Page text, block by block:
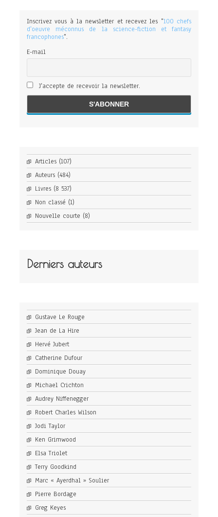
Inscrivez vous à la newsletter et recevez les "100 chefs
d'oeuvre méconnus de la science-fiction et fantasy
francophones".
E-mail
J'accepte de recevoir la newsletter.
Articles (107)
Auteurs (484)
Livres (8 537)
Non classé (1)
Nouvelle courte (8)
Derniers auteurs
Gustave Le Rouge
Jean de La Hire
Hervé Jubert
Catherine Dufour
Dominique Douay
Michael Crichton
Audrey Niffenegger
Robert Charles Wilson
Jodi Taylor
Ken Grimwood
Elsa Triolet
Terry Goodkind
Marc « Ayerdhal » Soulier
Pierre Bordage
Greg Keyes